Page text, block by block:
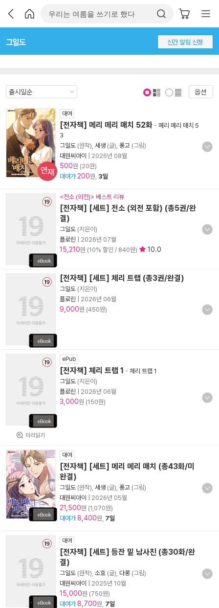
그일도 신간 알림 신청
옵션
대여
[전자책] 메리 메리 매치 52화 - 메리 메리 매치 5
3
그일도 (원작), 세생 (글), 퐁고 (그림)
대원씨아이
2026년 08월
500원 (20원)
대여가 200원, 3일
<전소 (외전)> 베스트 리뷰
[전자책] [세트] 전소 (외전 포함) (총5권/완
결)
그일도 (지은이)
플로린
2026년 07월
15,210원 (10% 할인 / 840원) 10.0
[전자책] [세트] 체리 트랩 (총3권/완결)
그일도 (지은이)
플로린
2026년 06월
9,000원 (450원)
미리읽기
ePub
[전자책] 체리 트랩 1 - 체리 트랩 1
그일도 (지은이)
플로린
2026년 06월
3,000원 (150원)
대여
[전자책] [세트] 메리 메리 매치 (총43화/미
완결)
그일도 (원작), 세생 (글), 퐁고 (그림)
대원씨아이
2026년 05월
21,500원 (1,070원)
대여가 8,400원, 7일
대여
[전자책] [세트] 등잔 밑 남사친 (총30화/완
결)
그일도 (원작), 소효 (글), 다롱 (그림)
대원씨아이
2025년 10월
15,000원 (750원)
대여가 8,700원, 7일